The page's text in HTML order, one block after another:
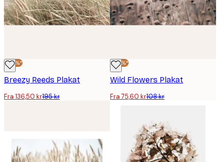
-30%*
Breezy Reeds Plakat
Fra 136,50 kr195 kr
-30%*
Wild Flowers Plakat
Fra 75,60 kr108 kr